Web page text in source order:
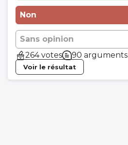
Non
Sans opinion
264 votes
90 arguments
Voir le résultat